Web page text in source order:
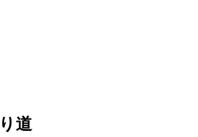
道